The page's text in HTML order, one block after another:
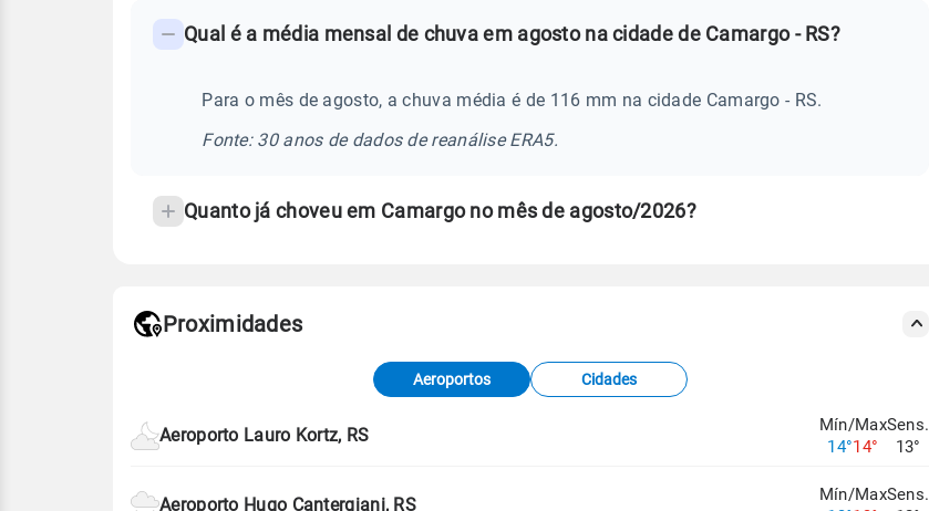
frequentes
temperatura
Qual é a média mensal de chuva em agosto na cidade de Camargo - RS?
Para o mês de agosto, a chuva média é de 116 mm na cidade Camargo - RS.
Fonte: 30 anos de dados de reanálise ERA5.
Quanto já choveu em Camargo no mês de agosto/2026?
de Tempo e Estudos Climáticos (CPTEC).
Proximidades
Aeroportos Cidades
Aeroporto Lauro Kortz, RS
Mín/Max
14°14°
Sens.
13°
Aeroporto Hugo Cantergiani, RS
Mín/MaxSens.